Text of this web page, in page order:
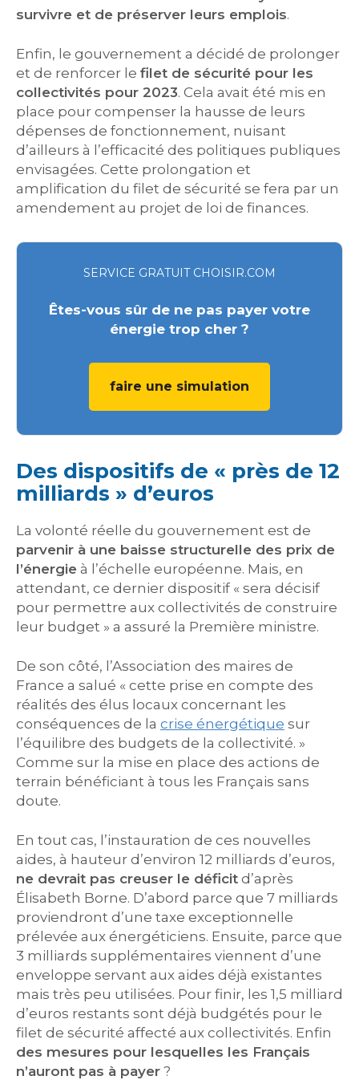
survivre et de préserver leurs emplois.
Enfin, le gouvernement a décidé de prolonger
et de renforcer le filet de sécurité pour les
collectivités pour 2023. Cela avait été mis en
place pour compenser la hausse de leurs
dépenses de fonctionnement, nuisant
d’ailleurs à l’efficacité des politiques publiques
envisagées. Cette prolongation et
amplification du filet de sécurité se fera par un
amendement au projet de loi de finances.
SERVICE GRATUIT CHOISIR.COM
Êtes-vous sûr de ne pas payer votre
énergie trop cher ?
faire une simulation
Des dispositifs de « près de 12
milliards » d’euros
La volonté réelle du gouvernement est de
parvenir à une baisse structurelle des prix de
l’énergie à l’échelle européenne. Mais, en
attendant, ce dernier dispositif « sera décisif
pour permettre aux collectivités de construire
leur budget » a assuré la Première ministre.
De son côté, l’Association des maires de
France a salué « cette prise en compte des
réalités des élus locaux concernant les
conséquences de la crise énergétique sur
l’équilibre des budgets de la collectivité. »
Comme sur la mise en place des actions de
terrain bénéficiant à tous les Français sans
doute.
En tout cas, l’instauration de ces nouvelles
aides, à hauteur d’environ 12 milliards d’euros,
ne devrait pas creuser le déficit d’après
Élisabeth Borne. D’abord parce que 7 milliards
proviendront d’une taxe exceptionnelle
prélevée aux énergéticiens. Ensuite, parce que
3 milliards supplémentaires viennent d’une
enveloppe servant aux aides déjà existantes
mais très peu utilisées. Pour finir, les 1,5 milliard
d’euros restants sont déjà budgétés pour le
filet de sécurité affecté aux collectivités. Enfin
des mesures pour lesquelles les Français
n’auront pas à payer ?